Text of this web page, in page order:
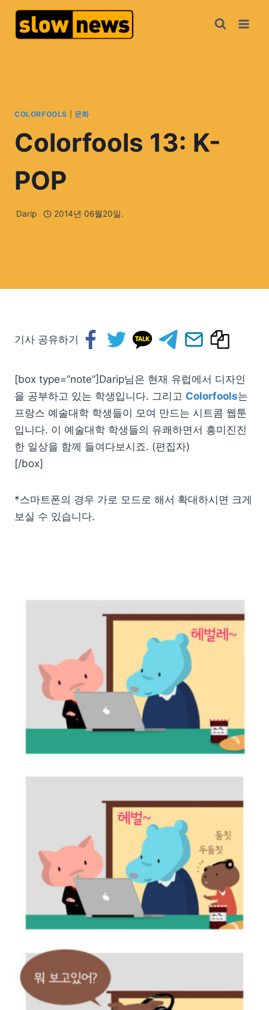
COLORFOOLS 문화
Colorfools 13: K-
POP
Darip 2014년 06월20일.
기사 공유하기
[box type=”note”]Darip님은 현재 유럽에서 디자인
을 공부하고 있는 학생입니다. 그리고 Colorfools는
프랑스 예술대학 학생들이 모여 만드는 시트콤 웹툰
입니다. 이 예술대학 학생들의 유쾌하면서 흥미진진
한 일상을 함께 들여다보시죠. (편집자)
[/box]
*스마트폰의 경우 가로 모드로 해서 확대하시면 크게
보실 수 있습니다.